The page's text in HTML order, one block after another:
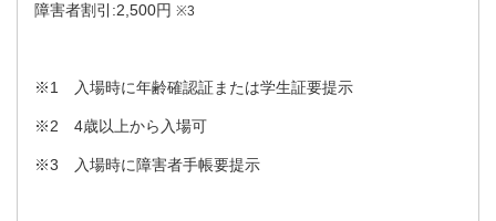
障害者割引:2,500円 ※3
※1 入場時に年齢確認証または学生証要提示
※2 4歳以上から入場可
※3 入場時に障害者手帳要提示